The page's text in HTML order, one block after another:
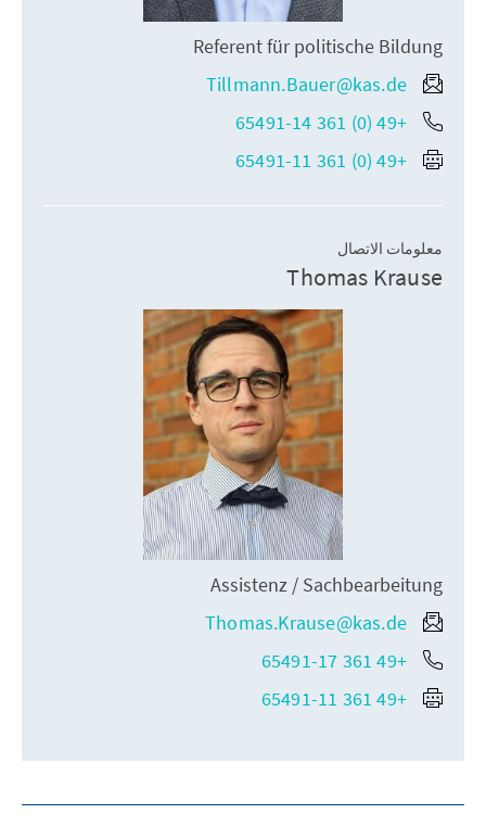
Referent für politische Bildung
Tillmann.Bauer@kas.de
+49 (0) 361 65491-14
+49 (0) 361 65491-11
معلومات الاتصال
Thomas Krause
Assistenz / Sachbearbeitung
Thomas.Krause@kas.de
+49 361 65491-17
+49 361 65491-11